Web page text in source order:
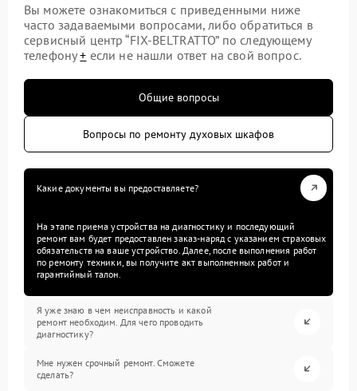
Вы можете ознакомиться с приведенными ниже
часто задаваемыми вопросами, либо обратиться в
сервисный центр “FIX-BELTRATTO” по следующему
телефону+ если не нашли ответ на свой вопрос.
Общие вопросы
Вопросы по ремонту духовых шкафов
Какие документы вы предоставляете?
На этапе приема устройства на диагностику и последующий
ремонт вам будет предоставлен заказ-наряд с указанием страховых
обязательств на ваше устройство. Далее, после выполнения работ
по ремонту техники, вы получите акт выполненных работ и
гарантийный талон.
Я уже знаю в чем неисправность и какой
ремонт необходим. Для чего проводить
диагностику?
Мне нужен срочный ремонт. Сможете
сделать?